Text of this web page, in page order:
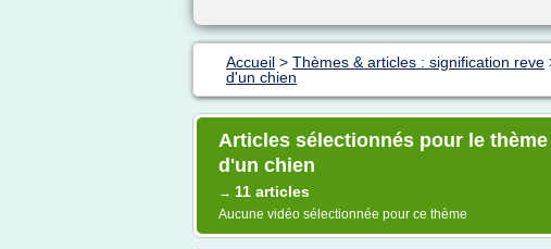
Accueil > Thèmes & articles : signification reve
d'un chien
Articles sélectionnés pour le
d'un chien
→ 11 articles
Aucune vidéo sélectionnée pour ce thème